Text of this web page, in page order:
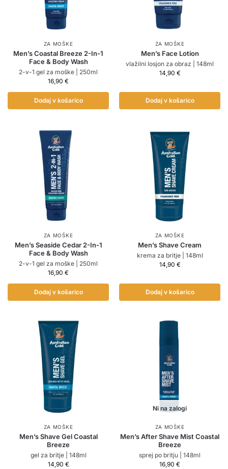
ZA MOŠKE
Men’s Coastal Breeze 2-In-1
Face & Body Wash
2-v-1 gel za moške | 250ml
16,90 €
Dodaj v košarico
ZA MOŠKE
Men’s Face Lotion
vlažilni losjon za obraz | 148ml
14,90 €
Dodaj v košarico
ZA MOŠKE
Men’s Seaside Cedar 2-In-1
Face & Body Wash
2-v-1 gel za moške | 250ml
16,90 €
Dodaj v košarico
ZA MOŠKE
Men’s Shave Cream
krema za britje | 148ml
14,90 €
Dodaj v košarico
ZA MOŠKE
Men’s Shave Gel Coastal
Breeze
gel za britje | 148ml
14,90 €
Ni na zalogi
ZA MOŠKE
Men’s After Shave Mist Coastal
Breeze
sprej po britju | 148ml
16,90 €